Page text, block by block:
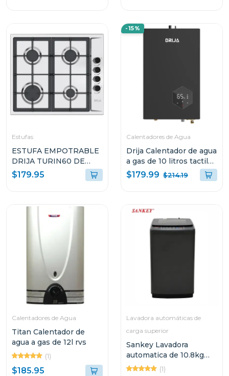
Estufas
ESTUFA EMPOTRABLE
DRIJA TURIN60 DE
60CM CON 4
QUEMADORES
$179.95
-15%
Calentadores de Agua
Drija Calentador de agua
a gas de 10 litros tactil
clt10l
$179.99 $214.19
Calentadores de Agua
Titan Calentador de
agua a gas de 12l rvs
(1)
$185.95
Lavadora automáticas de
carga superior
Sankey Lavadora
automatica de 10.8kg
wma1090(1)